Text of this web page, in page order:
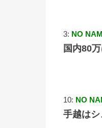
3: NO
国内80
10: NO
手越は